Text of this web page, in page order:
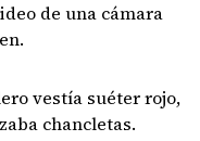
de una cámara
vestía suéter rojo,
chancletas.